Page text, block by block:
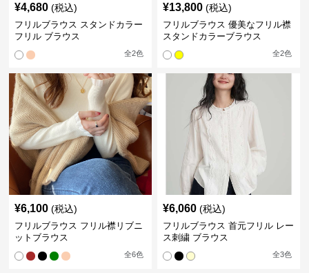
¥4,680 (税込)
フリルブラウス スタンドカラー
フリル ブラウス
全2色
¥13,800 (税込)
フリルブラウス 優美なフリル襟
スタンドカラーブラウス
全2色
¥6,100 (税込)
フリルブラウス フリル襟リブニ
ットブラウス
全6色
¥6,060 (税込)
フリルブラウス 首元フリル レー
ス刺繍 ブラウス
全3色